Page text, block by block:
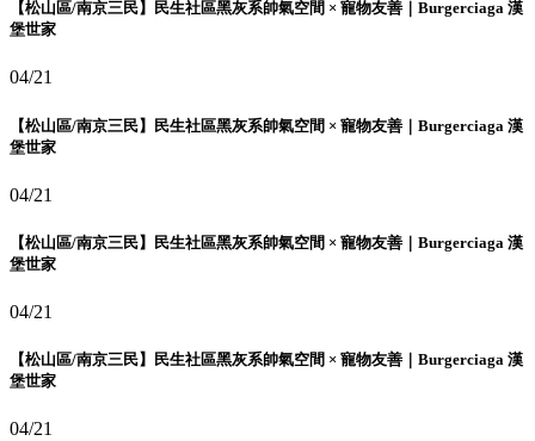
【松山區/南京三民】民生社區黑灰系帥氣空間 × 寵物友善｜Burgerciaga 漢
堡世家
04/21
【松山區/南京三民】民生社區黑灰系帥氣空間 × 寵物友善｜Burgerciaga 漢
堡世家
04/21
【松山區/南京三民】民生社區黑灰系帥氣空間 × 寵物友善｜Burgerciaga 漢
堡世家
04/21
【松山區/南京三民】民生社區黑灰系帥氣空間 × 寵物友善｜Burgerciaga 漢
堡世家
04/21